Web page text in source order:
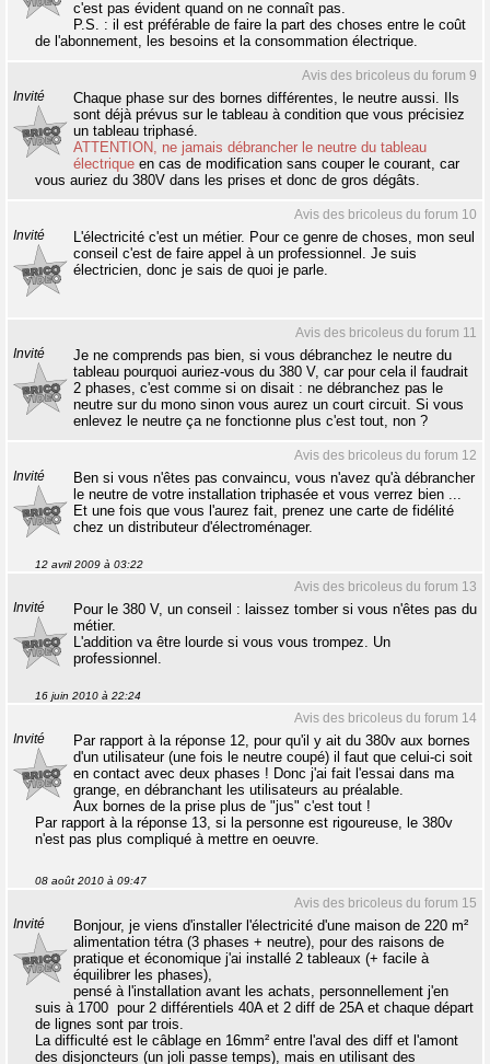
c'est pas évident quand on ne connaît pas.
P.S. : il est préférable de faire la part des choses entre le coût
de l'abonnement, les besoins et la consommation électrique.
Avis des bricoleus du forum 9
Invité
Chaque phase sur des bornes différentes, le neutre aussi. Ils
sont déjà prévus sur le tableau à condition que vous précisiez
un tableau triphasé.
ATTENTION, ne jamais débrancher le neutre du tableau
électrique en cas de modification sans couper le courant, car
vous auriez du 380V dans les prises et donc de gros dégâts.
Avis des bricoleus du forum 10
Invité
L'électricité c'est un métier. Pour ce genre de choses, mon seul
conseil c'est de faire appel à un professionnel. Je suis
électricien, donc je sais de quoi je parle.
Avis des bricoleus du forum 11
Invité
Je ne comprends pas bien, si vous débranchez le neutre du
tableau pourquoi auriez-vous du 380 V, car pour cela il faudrait
2 phases, c'est comme si on disait : ne débranchez pas le
neutre sur du mono sinon vous aurez un court circuit. Si vous
enlevez le neutre ça ne fonctionne plus c'est tout, non ?
Avis des bricoleus du forum 12
Invité
Ben si vous n'êtes pas convaincu, vous n'avez qu'à débrancher
le neutre de votre installation triphasée et vous verrez bien ...
Et une fois que vous l'aurez fait, prenez une carte de fidélité
chez un distributeur d'électroménager.
12 avril 2009 à 03:22
Avis des bricoleus du forum 13
Invité
Pour le 380 V, un conseil : laissez tomber si vous n'êtes pas du
métier.
L'addition va être lourde si vous vous trompez. Un
professionnel.
16 juin 2010 à 22:24
Avis des bricoleus du forum 14
Invité
Par rapport à la réponse 12, pour qu'il y ait du 380v aux bornes
d'un utilisateur (une fois le neutre coupé) il faut que celui-ci soit
en contact avec deux phases ! Donc j'ai fait l'essai dans ma
grange, en débranchant les utilisateurs au préalable.
Aux bornes de la prise plus de "jus" c'est tout !
Par rapport à la réponse 13, si la personne est rigoureuse, le 380v
n'est pas plus compliqué à mettre en oeuvre.
08 août 2010 à 09:47
Avis des bricoleus du forum 15
Invité
Bonjour, je viens d'installer l'électricité d'une maison de 220 m²
alimentation tétra (3 phases + neutre), pour des raisons de
pratique et économique j'ai installé 2 tableaux (+ facile à
équilibrer les phases),
pensé à l'installation avant les achats, personnellement j'en
suis à 1700  pour 2 différentiels 40A et 2 diff de 25A et chaque départ
de lignes sont par trois.
La difficulté est le câblage en 16mm² entre l'aval des diff et l'amont
des disjoncteurs (un joli passe temps), mais en utilisant des